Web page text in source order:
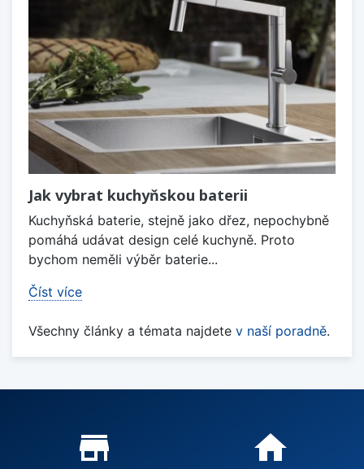
Jak vybrat kuchyňskou baterii
Kuchyňská baterie, stejně jako dřez, nepochybně
pomáhá udávat design celé kuchyně. Proto
bychom neměli výběr baterie...
Číst více
Všechny články a témata najdete v naší poradně.
Proč nakupovat u nás?
store_mall_directory home